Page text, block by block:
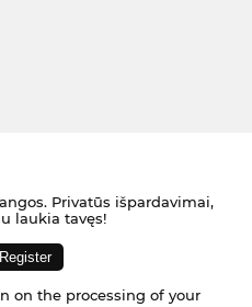
Privatūs išpardavimai,
laukia tavęs!
on the processing of your